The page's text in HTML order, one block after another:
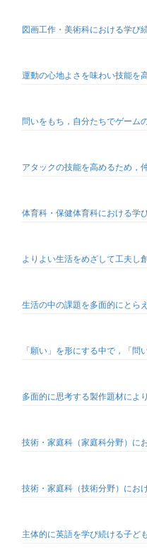
図画工作・美術科における学び
運動の心地よさを味わい技能を
問いをもち，自分たちでゲー
アタックの技能を高めるため
体育科・保健体育科における学
よりよい生活をめざして工夫
生活の中の課題を多面的にと
「願い」を形にする中で，「
多面的に思考する製作題材に
技術・家庭科（家庭科分野）に
技術・家庭科（技術分野）にお
主体的に英語を学び続ける子ど